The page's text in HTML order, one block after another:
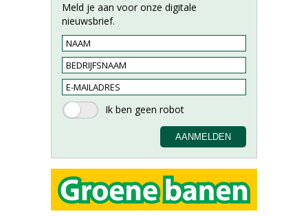
Meld je aan voor onze digitale
nieuwsbrief.